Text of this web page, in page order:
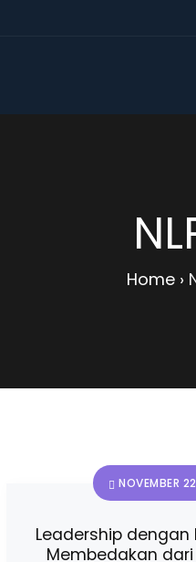
Home›
NOVEMBER
Leadership dengan
Membedakan